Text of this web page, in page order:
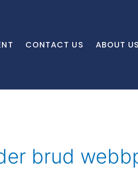
CONTACT US ABOUT US
brud